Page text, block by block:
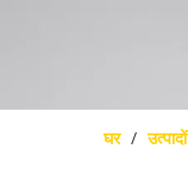
घर / उत्पादों